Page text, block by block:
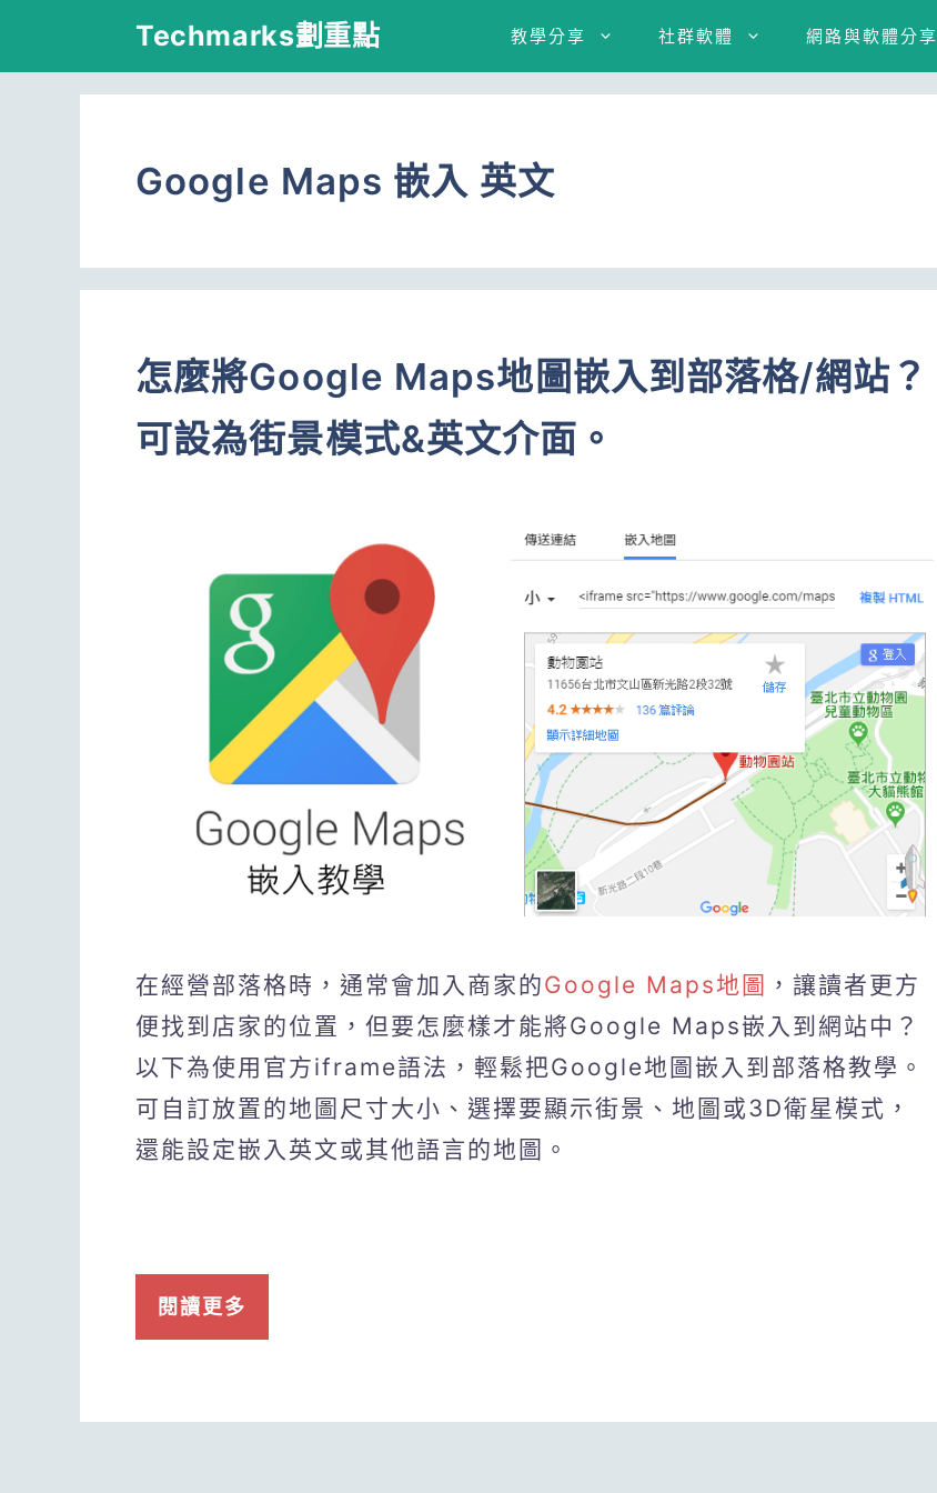
Techmarks劃重點 教學分享 社群軟體 網路與軟體分享
Google Maps 嵌入 英文
怎麼將Google Maps地圖嵌入到部落格/網站？
可設為街景模式&英文介面。
在經營部落格時，通常會加入商家的Google Maps地圖 ，讓讀者更方
便找到店家的位置，但要怎麼樣才能將Google Maps嵌入到網站中？
以下為使用官方iframe語法，輕鬆把Google地圖嵌入到部落格教學。
可自訂放置的地圖尺寸大小、選擇要顯示街景、地圖或3D衛星模式，
還能設定嵌入英文或其他語言的地圖。
閱讀更多